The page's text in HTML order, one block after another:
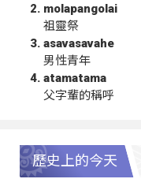
molapangolai
祖靈祭
asavasavahe
男性青年
atamatama
父字輩的稱呼
歷史上的今天